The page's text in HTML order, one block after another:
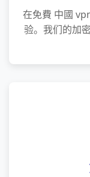
在免費 中國
验。我们的加